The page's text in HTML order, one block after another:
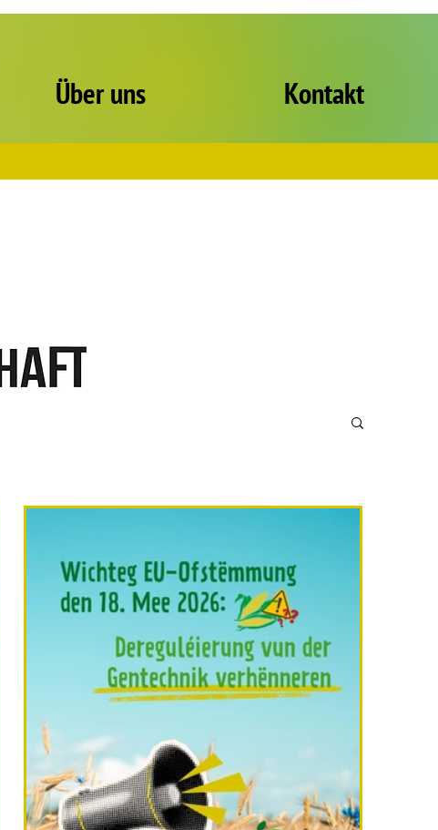
Über uns Kontakt